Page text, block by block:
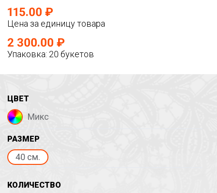
115.00 ₽
Цена за единицу товара
2 300.00 ₽
Упаковка: 20 букетов
ЦВЕТ
Микс
РАЗМЕР
40 см.
КОЛИЧЕСТВО